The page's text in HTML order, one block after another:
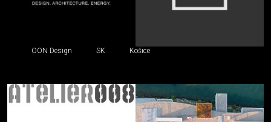
OON Design SK Košice